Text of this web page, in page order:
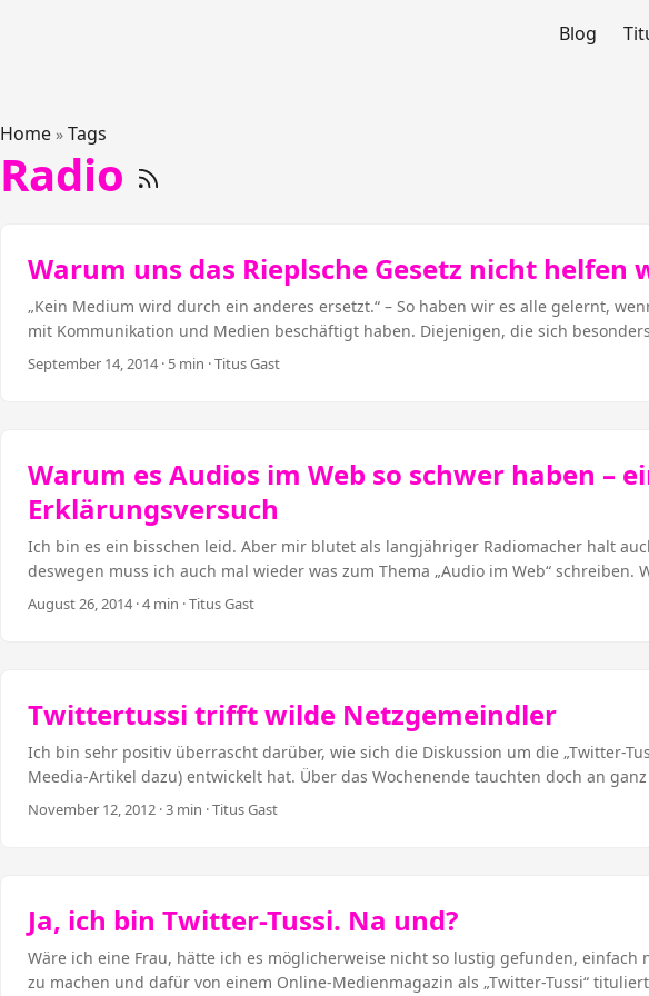
Blog
Home » Tags
Radio
Warum uns das Rieplsche Gesetz nicht helfen
„Kein Medium wird durch ein anderes ersetzt.“ – So haben wir es alle gelernt,
mit Kommunikation und Medien beschäftigt haben. Diejenigen, die sich
können noch irgendwas wie „Rieplsches Gesetz“ als Quelle anführen. Ich fürchte,
deshalb z.B. viele Radio-, Fernseh- und Zeitungsmacher in trügerischer Sicherheit
Zeitungen, Zeitschriften, Radio und Fernsehen. Das wird auch so bleiben, hört
Verweis auf den alten Herrn Riepl) bis heute von Kollegen – je nach Medium mal
In der Wikipedia wird das Rieplsche Gesetz so zusammengefasst: ...
September 14, 2014 · 5 min · Titus Gast
Warum es Audios im Web so schwer haben –
Erklärungsversuch
Ich bin es ein bisschen leid. Aber mir blutet als langjähriger Radiomacher halt
deswegen muss ich auch mal wieder was zum Thema „Audio im Web“ schreiben.
verdammtnochmal wollen alle Bilder und Videos, warum werden Texte gelesen,
gehört? Nach der Lektüre eines guten Artikels des kundigen Kollegen Krüger (ja,
August 26, 2014 · 4 min · Titus Gast
Twittertussi trifft wilde Netzgemeindler
Ich bin sehr positiv überrascht darüber, wie sich die Diskussion um die „Twitter-
Meedia-Artikel dazu) entwickelt hat. Über das Wochenende tauchten doch an
Stellen immer neue, durchaus durchdachte Diskussionsbeiträge zu diesem Thema
klassischen Medien.“ Das ist ehrlich gesagt Quatsch. Ich bin der Meinung: Tweets
Internet-Inhalte sollten nur als das präsentiert werden, was sie sind. Es geht um
nicht um das Medium (bzw. um ganz genau zu sein: den Kommunikationsweg). ...
November 12, 2012 · 3 min · Titus Gast
Ja, ich bin Twitter-Tussi. Na und?
Wäre ich eine Frau, hätte ich es möglicherweise nicht so lustig gefunden, einfach
zu machen und dafür von einem Online-Medienmagazin als „Twitter-Tussi“